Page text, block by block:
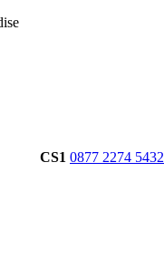
CS1 0877 2274 5432